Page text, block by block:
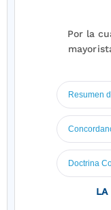
Por la
Resumen
Doctrina
LA